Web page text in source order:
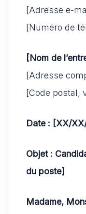
[Adresse e-
[Numéro de
[Nom de
[Adresse
[Code postal,
Date : [XX/
Objet :
du poste]
Madame,